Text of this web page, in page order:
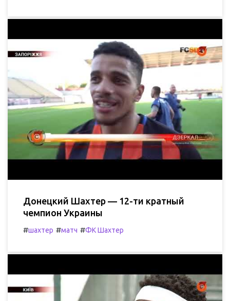
Донецкий Шахтер — 12-ти кратный
чемпион Украины
#шахтер #матч #ФК Шахтер